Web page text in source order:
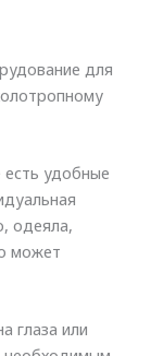
для
удобные
одеяла,
может
глаза или